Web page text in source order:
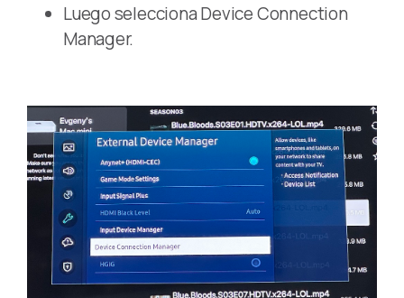
Luego selecciona Device Connection
Manager.